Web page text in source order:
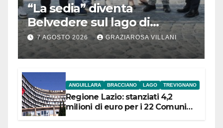
“La sedia” diventa
Belvedere sul lago di
Bracciano: ieri
l’inaugurazione
7 AGOSTO 2026 GRAZIAROSA VILLANI
ANGUILLARA BRACCIANO LAGO TREVIGNANO
Regione Lazio: stanziati 4,2
milioni di euro per i 22 Comuni